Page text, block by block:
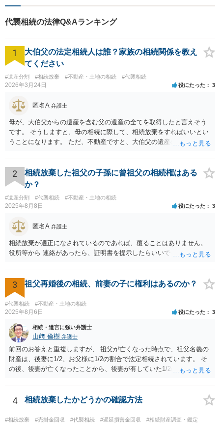
代襲相続の法律Q&Aランキング
1
大伯父の法定相続人は誰？家族の相続関係を教え
てください
#遺産分割 #相続放棄 #不動産・土地の相続 #代襲相続
2026年3月24日 役にたった 3
匿名A 弁護士
母が、大伯父からの遺産を含む父の遺産の全てを取得したと言えそう
です。 そうしますと、母の相続に際して、相続放棄をすればいいとい
うことになります。 ただ、不動産ですと、大伯父の遺産の名義がまだ
2
相続放棄した祖父の子孫に曾祖父の相続権はある
か？
#遺産分割 #代襲相続 #不動産・土地の相続
2025年8月8日 役にたった 3
匿名A 弁護士
相続放棄が適正になされているのであれば、覆ることはありません。
役所等から 連絡があったら、証明書を提示したらいいでしょう。
3 祖父再婚後の相続、前妻の子に権利はあるのか？
#代襲相続 #不動産・土地の相続
2025年8月6日 役にたった 3
相続・遺言に強い弁護士
山﨑 倫樹 弁護士
前回のお答えと重複しますが、 祖父が亡くなった時点で、祖父名義の
財産は、後妻に1/2、お父様に1/2の割合で法定相続されています。 そ
の後、後妻が亡くなったことから、後妻が有していた1/2の権利は、後
有していた1/2の権利は、その子であるご相談者側に相続されていま
す。 ですので、後妻側の兄弟姉妹（亡くなっている場合はその子）
と、お父様の子であるご相談者とで遺産分割協議をしなければ、 祖父
の財産を名義移転することはできません。 もちろん、祖父の遺言書が
4 相続放棄したかどうかの確認方法
#相続放棄 #売掛金回収 #代襲相続 #遅延損害金回収
#相続財産調査・鑑定